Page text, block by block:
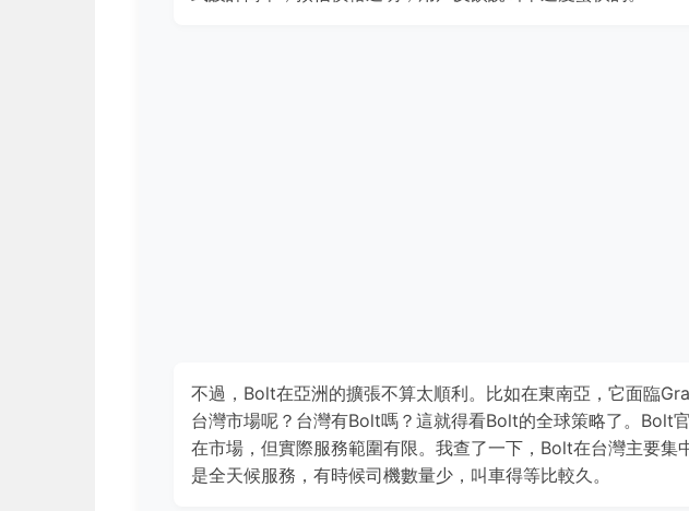
不過，Bolt在亞洲的擴張不算太順利。比如在東南亞，它面臨
台灣市場呢？台灣有Bolt嗎？這就得看Bolt的全球策略了。Bolt
在市場，但實際服務範圍有限。我查了一下，Bolt在台灣主要集
是全天候服務，有時候司機數量少，叫車得等比較久。